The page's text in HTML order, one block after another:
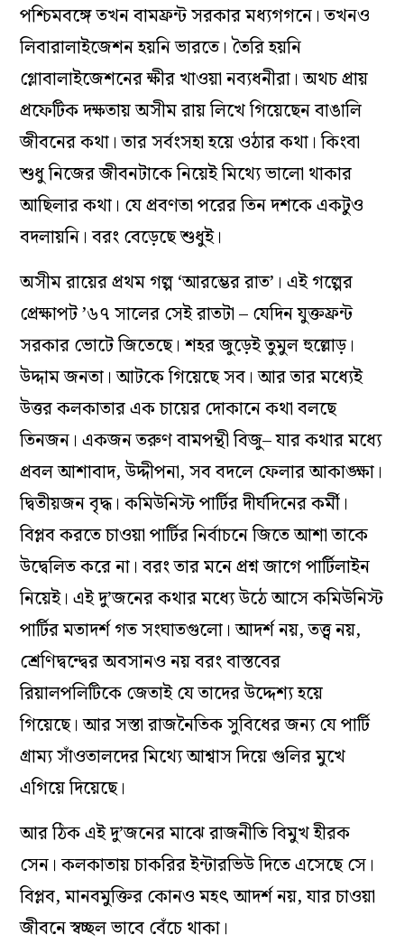
পশ্চিমবঙ্গে তখন বামফ্রন্ট সরকার মধ্যগগনে। তখনও
লিবারালাইজেশন হয়নি ভারতে। তৈরি হয়নি
গ্লোবালাইজেশনের ক্ষীর খাওয়া নব্যধনীরা। অথচ প্রায়
প্রফেটিক দক্ষতায় অসীম রায় লিখে গিয়েছেন বাঙালি
জীবনের কথা। তার সর্বংসহা হয়ে ওঠার কথা। কিংবা
শুধু নিজের জীবনটাকে নিয়েই মিথ্যে ভালো থাকার
আছিলার কথা। যে প্রবণতা পরের তিন দশকে একটুও
বদলায়নি। বরং বেড়েছে শুধুই।
অসীম রায়ের প্রথম গল্প ‘আরম্ভের রাত’। এই গল্পের
প্রেক্ষাপট ’৬৭ সালের সেই রাতটা – যেদিন যুক্তফ্রন্ট
সরকার ভোটে জিতেছে। শহর জুড়েই তুমুল হুল্লোড়।
উদ্দাম জনতা। আটকে গিয়েছে সব। আর তার মধ্যেই
উত্তর কলকাতার এক চায়ের দোকানে কথা বলছে
তিনজন। একজন তরুণ বামপন্থী বিজু– যার কথার মধ্যে
প্রবল আশাবাদ, উদ্দীপনা, সব বদলে ফেলার আকাঙ্ক্ষা।
দ্বিতীয়জন বৃদ্ধ। কমিউনিস্ট পার্টির দীর্ঘদিনের কর্মী।
বিপ্লব করতে চাওয়া পার্টির নির্বাচনে জিতে আশা তাকে
উদ্বেলিত করে না। বরং তার মনে প্রশ্ন জাগে পার্টিলাইন
নিয়েই। এই দু’জনের কথার মধ্যে উঠে আসে কমিউনিস্ট
পার্টির মতাদর্শ গত সংঘাতগুলো। আদর্শ নয়, তত্ত্ব নয়,
শ্রেণিদ্বন্দ্বের অবসানও নয় বরং বাস্তবের
রিয়ালপলিটিকে জেতাই যে তাদের উদ্দেশ্য হয়ে
গিয়েছে। আর সস্তা রাজনৈতিক সুবিধের জন্য যে পার্টি
গ্রাম্য সাঁওতালদের মিথ্যে আশ্বাস দিয়ে গুলির মুখে
এগিয়ে দিয়েছে।
আর ঠিক এই দু’জনের মাঝে রাজনীতি বিমুখ হীরক
সেন। কলকাতায় চাকরির ইন্টারভিউ দিতে এসেছে সে।
বিপ্লব, মানবমুক্তির কোনও মহৎ আদর্শ নয়, যার চাওয়া
জীবনে স্বচ্ছল ভাবে বেঁচে থাকা।